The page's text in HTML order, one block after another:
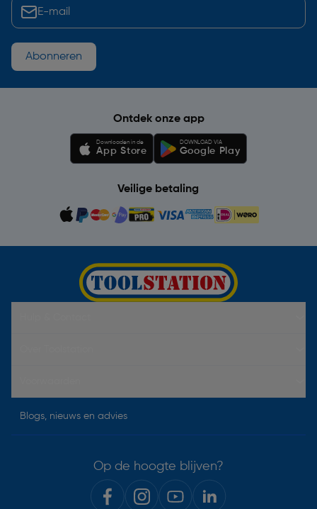
Abonneren
Ontdek onze app
Downloaden in de
App Store
DOWNLOAD VIA
Google Play
Veilige betaling
Blogs, nieuws en advies
Op de hoogte blijven?